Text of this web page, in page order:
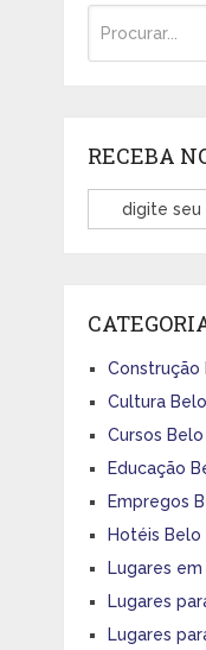
RECEBA
Construção
Cultura
Cursos
Educação
Empregos
Hotéis
Lugares
Lugares
Lugares